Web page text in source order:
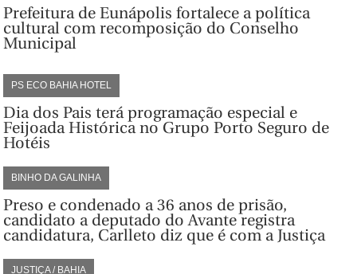
Prefeitura de Eunápolis fortalece a política
cultural com recomposição do Conselho
Municipal
PS ECO BAHIA HOTEL
Dia dos Pais terá programação especial e
Feijoada Histórica no Grupo Porto Seguro de
Hotéis
BINHO DA GALINHA
Preso e condenado a 36 anos de prisão,
candidato a deputado do Avante registra
candidatura, Carlleto diz que é com a Justiça
JUSTIÇA / BAHIA